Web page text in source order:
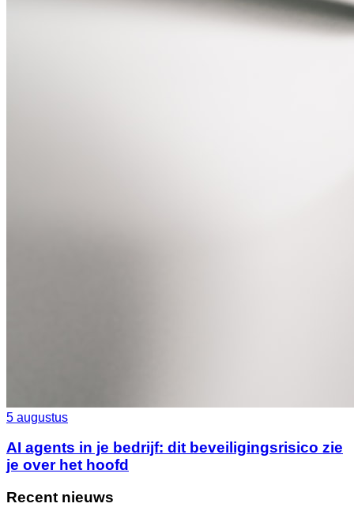
5 augustus
AI agents in je bedrijf: dit beveiligingsrisico zie
je over het hoofd
Recent nieuws